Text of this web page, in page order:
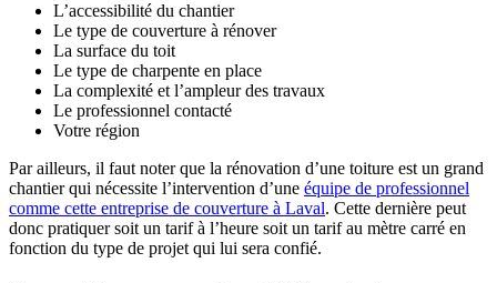
L’accessibilité du chantier
Le type de couverture à rénover
La surface du toit
Le type de charpente en place
La complexité et l’ampleur des travaux
Le professionnel contacté
Votre région
Par ailleurs, il faut noter que la rénovation d’une toiture est un grand
chantier qui nécessite l’intervention d’une équipe de professionnel
comme cette entreprise de couverture à Laval. Cette dernière peut
donc pratiquer soit un tarif à l’heure soit un tarif au mètre carré en
fonction du type de projet qui lui sera confié.